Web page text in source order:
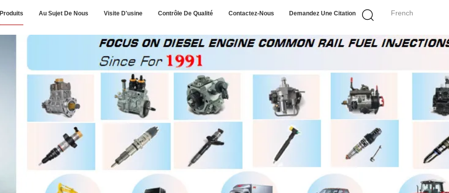
French
Produits Au Sujet De Nous Visite D'usine Contrôle De Qualité Contactez-Nous Demandez Une Citation